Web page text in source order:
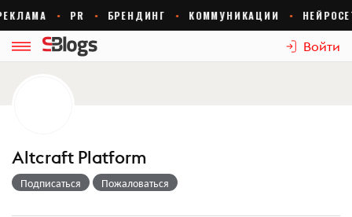
Войти
Altcraft Platform
Подписаться Пожаловаться